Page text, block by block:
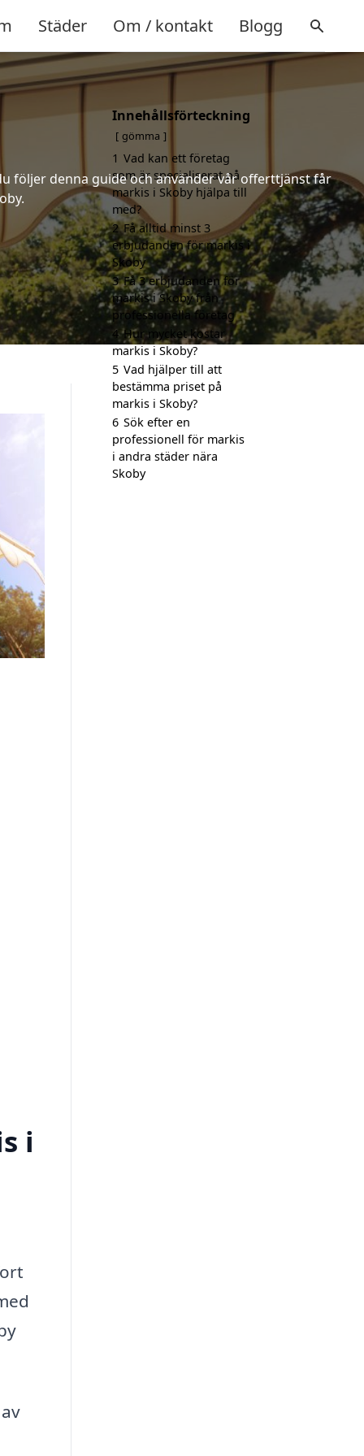
Städer Om / kontakt Blogg
följer denna guide och använder vår offerttjänst får
i
Innehållsförteckning
gömma
1 Vad kan ett företag
som är specialiserat på
markis i Skoby hjälpa till
med?
2 Få alltid minst 3
erbjudanden för markis i
Skoby
3 Få 3 erbjudanden för
markis i Skoby från
professionella företag
4 Hur mycket kostar
markis i Skoby?
5 Vad hjälper till att
bestämma priset på
markis i Skoby?
6 Sök efter en
professionell för markis
i andra städer nära
Skoby